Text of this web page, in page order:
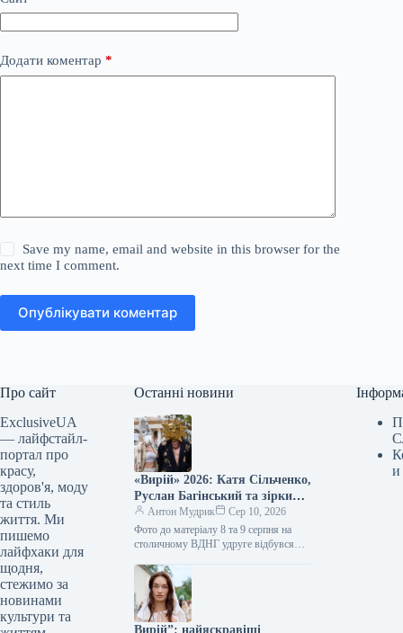
Додати коментар *
Save my name, email and website in this browser for the
next time I comment.
Опублікувати коментар
Про сайт
ExclusiveUA
— лайфстайл-
портал про
красу,
здоров'я, моду
та стиль
життя. Ми
пишемо
лайфхаки для
щодня,
стежимо за
новинами
культури та
Останні новини
«Вирій» 2026: Катя Сільченко,
Руслан Багінський та зірки
стилю в найяскравіших
образах фестивалю
Антон Мудрик
Сер 10, 2026
Фото до матеріалу 8 та 9 серпня на
столичному ВДНГ удруге відбувся
«Вирій. Простонеба» 2026, створений
командою «Куражу».…
Вирій”: найяскравіші
и